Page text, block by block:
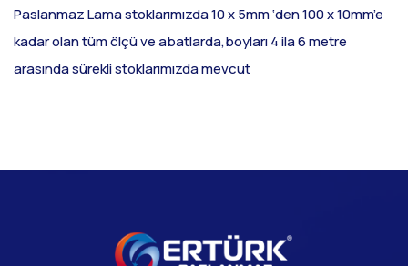
Paslanmaz Lama stoklarımızda 10 x 5mm ‘den 100 x 10mm’e
kadar olan tüm ölçü ve abatlarda,boyları 4 ila 6 metre
arasında sürekli stoklarımızda mevcut